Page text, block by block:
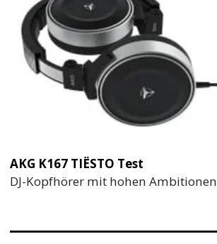
AKG K167 TIËSTO Test
DJ-Kopfhörer mit hohen Ambitionen